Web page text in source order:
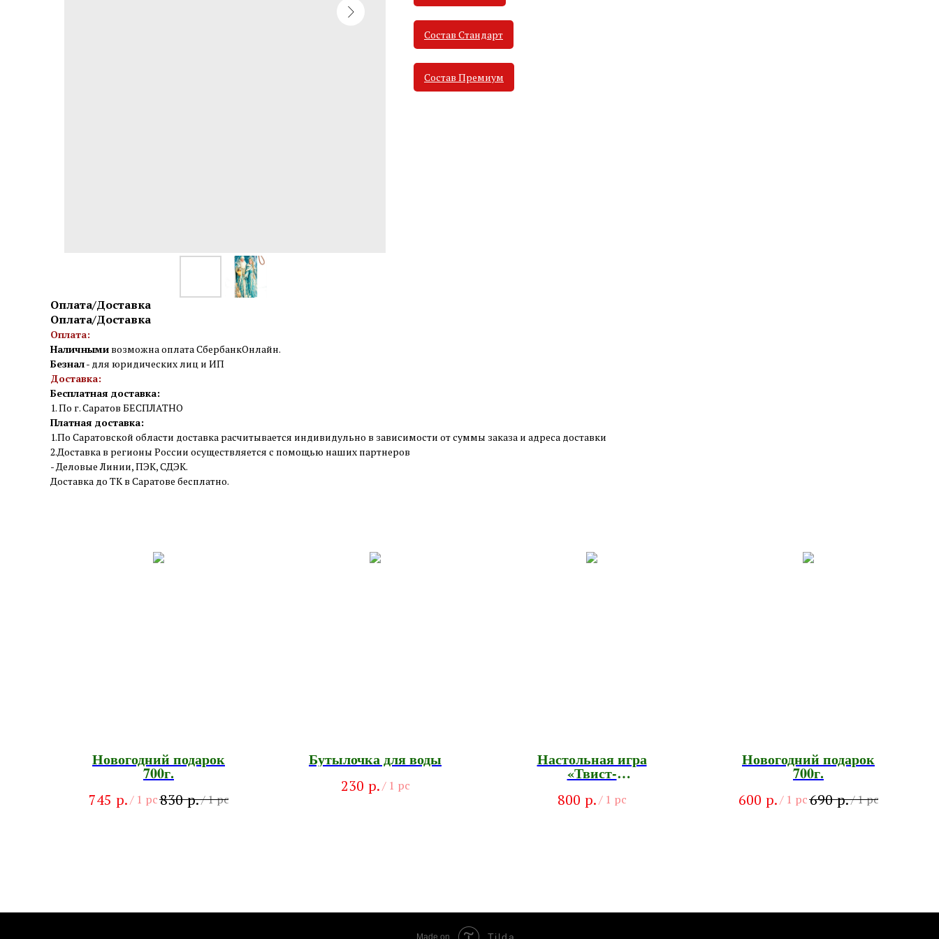
Состав Стандарт
Состав Премиум
Оплата/Доставка
Оплата/Доставка
Оплата:
Наличными возможна оплата СбербанкОнлайн.
Безнал- для юридических лиц и ИП
Доставка:
Бесплатная доставка:
1. По г. Саратов БЕСПЛАТНО
Платная доставка:
1.По Саратовской области доставка расчитывается индивидульно в зависимости от суммы заказа и адреса доставки
2.Доставка в регионы России осуществляется с помощью наших партнеров
- Деловые Линии, ПЭК, СДЭК.
Доставка до ТК в Саратове бесплатно.
Новогодний подарок
700г.
745 р./ 1 pc830 р./1 pc
Бутылочка для воды
230 р./ 1 pc
Настольная игра
«Твист-
Р+КрокоБилл+Падаю
щая башня
2D=супервечеринка!»
800 р./ 1 pc
Новогодний подарок
700г.
600 р./ 1 pc690 р./1 pc
Made on Tilda